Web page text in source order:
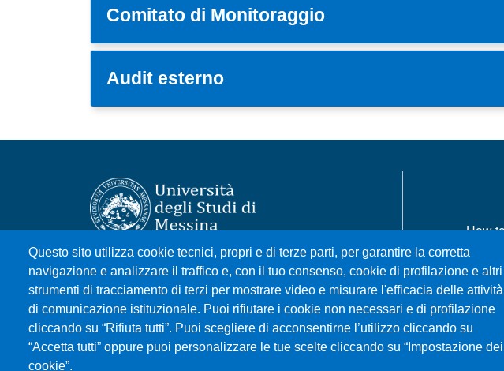
Comitato di Monitoraggio
Audit esterno
Questo sito utilizza cookie tecnici, propri e di terze parti, per garantire la corretta
navigazione e analizzare il traffico e, con il tuo consenso, cookie di profilazione e altri
strumenti di tracciamento di terzi per mostrare video e misurare l'efficacia delle attività
di comunicazione istituzionale. Puoi rifiutare i cookie non necessari e di profilazione
cliccando su “Rifiuta tutti”. Puoi scegliere di acconsentirne l’utilizzo cliccando su
“Accetta tutti” oppure puoi personalizzare le tue scelte cliccando su “Impostazione dei
cookie”.
Università degli Studi di Messina
Piazza Pugliatti, 1 - 98122 Messina
Cod. Fiscale 80004070837
P.IVA 00724160833
Centralino: 090 676 1
How
Where
Sitemap